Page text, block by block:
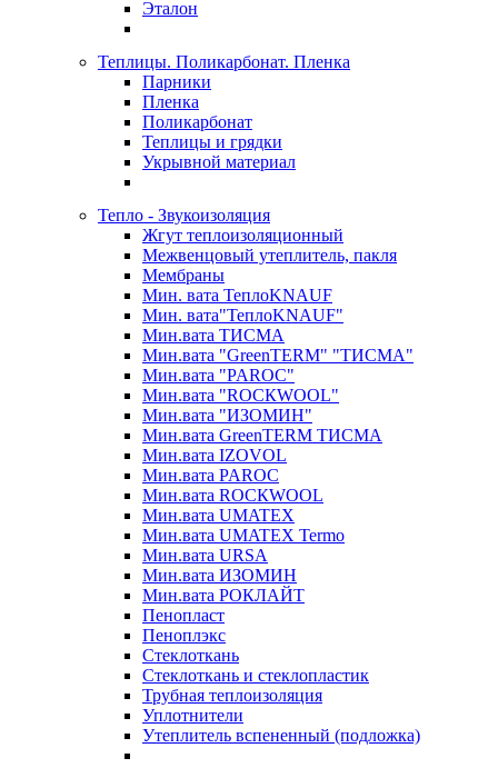
Эталон
Теплицы. Поликарбонат. Пленка
Парники
Пленка
Поликарбонат
Теплицы и грядки
Укрывной материал
Тепло - Звукоизоляция
Жгут теплоизоляционный
Межвенцовый утеплитель, пакля
Мембраны
Мин. вата ТеплоKNAUF
Мин. вата"ТеплоKNAUF"
Мин.вата ТИСМА
Мин.вата "GreenTERM" "ТИСМА"
Мин.вата "PAROC"
Мин.вата "ROCКWOOL"
Мин.вата "ИЗОМИН"
Мин.вата GreenTERM ТИСМА
Мин.вата IZOVOL
Мин.вата PAROC
Мин.вата ROCКWOOL
Мин.вата UMATEX
Мин.вата UMATEX Termo
Мин.вата URSA
Мин.вата ИЗОМИН
Мин.вата РОКЛАЙТ
Пенопласт
Пеноплэкс
Стеклоткань
Стеклоткань и стеклопластик
Трубная теплоизоляция
Уплотнители
Утеплитель вспененный (подложка)